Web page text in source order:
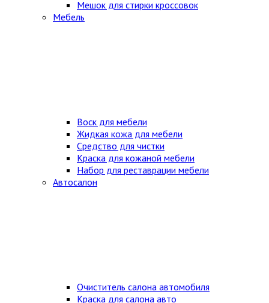
Мешок для стирки кроссовок
Мебель
Воск для мебели
Жидкая кожа для мебели
Средство для чистки
Краска для кожаной мебели
Набор для реставрации мебели
Автосалон
Очиститель салона автомобиля
Краска для салона авто